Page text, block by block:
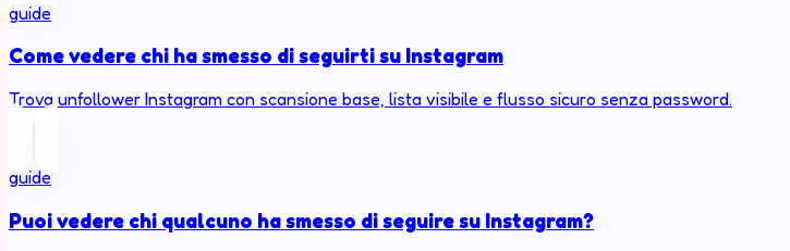
guide
Come vedere chi ha smesso di seguirti su Instagram
Trova unfollower Instagram con scansione base, lista visibile e flusso sicuro senza password.
guide
Puoi vedere chi qualcuno ha smesso di seguire su Instagram?